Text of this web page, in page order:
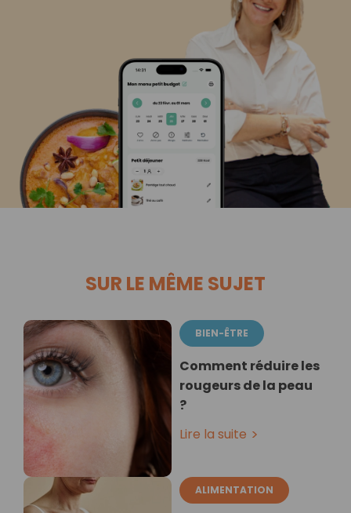
SUR LE MÊME SUJET
BIEN-ÊTRE
Comment réduire les
rougeurs de la peau
?
Lire la suite
ALIMENTATION